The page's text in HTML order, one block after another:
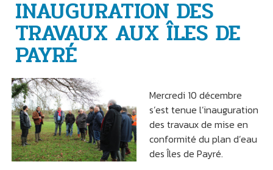
INAUGURATION DES
TRAVAUX AUX ÎLES DE
PAYRÉ
Mercredi 10 décembre
s’est tenue l’inauguration
des travaux de mise en
conformité du plan d’eau
des Îles de Payré.